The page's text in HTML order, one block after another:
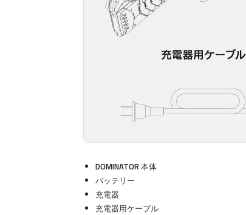
DOMINATOR 本体
バッテリー
充電器
充電器用ケーブル